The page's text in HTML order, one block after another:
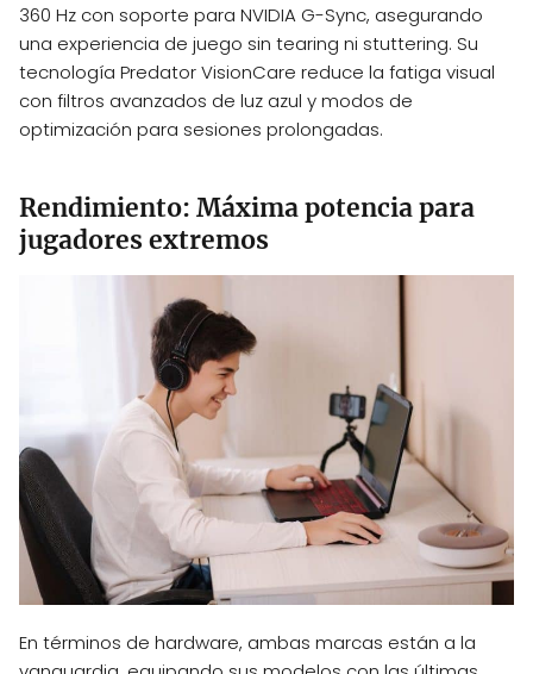
360 Hz con soporte para NVIDIA G-Sync, asegurando
una experiencia de juego sin tearing ni stuttering. Su
tecnología Predator VisionCare reduce la fatiga visual
con filtros avanzados de luz azul y modos de
optimización para sesiones prolongadas.
Rendimiento: Máxima potencia para
jugadores extremos
En términos de hardware, ambas marcas están a la